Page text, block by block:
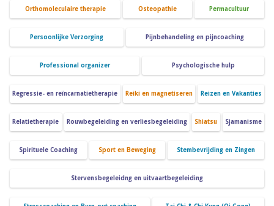
Orthomoleculaire therapie Osteopathie Permacultuur
Persoonlijke Verzorging Pijnbehandeling en pijncoaching
Professional organizer Psychologische hulp
Regressie- en reïncarnatietherapie Reiki en magnetiseren Reizen en Vakanties
Relatietherapie Rouwbegeleiding en verliesbegeleiding Shiatsu Sjamanisme
Spirituele Coaching Sport en Beweging Stembevrijding en Zingen
Stervensbegeleidng en uitvaartbegeleiding